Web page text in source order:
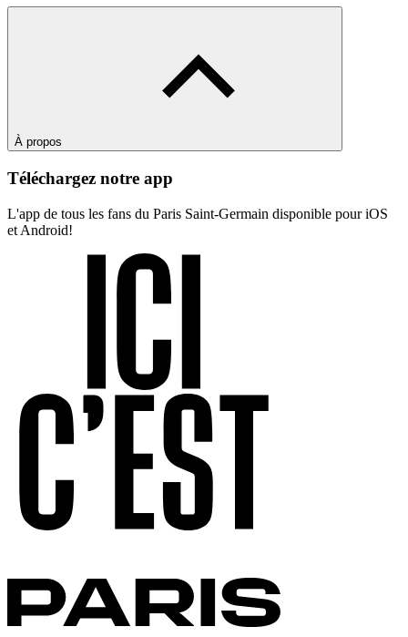
À propos
Téléchargez notre app
L'app de tous les fans du Paris Saint-Germain disponible pour iOS
et Android!